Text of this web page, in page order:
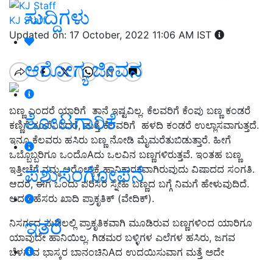
ಸುದ್ದಿಗಳು
ಆರೋಗ್ಯ ಜೀವನ
ತೋಟಗಾರಿಕೆ
ಪಶುಸಂಗೋಪನೆ
ಇತರೆ
KJ Staff
Updated on: 17 October, 2022 11:06 AM IST
ಬಣ್ಣ ಎಂದರೆ ಯಾರಿಗೆ ತಾನೆ ಇಷ್ಟವಿಲ್ಲ. ಕೆಲವರಿಗೆ ಕೆಂಪು ಬಣ್ಣ ಕಂಡರೆ
ಕಣ್ಣಿಗೆ ತಂಪೆನಿಸಿದರೆ, ಮತ್ತೆ ಕೆಲವರಿಗೆ ಹಳದಿ ಕಂಡರೆ ಉಲ್ಲಾಸವಾಗುತ್ತದೆ.
ಇನ್ನೂ ಕೆಲವರು ಹಸಿರು ಬಣ್ಣ ನೋಡಿ ಮೈಮರೆತುಬಿಡುತ್ತಾರೆ. ಹೀಗೆ
ಒಬ್ಬೊಬ್ಬರಿಗೂ ಒಂದೊAದು ಒಲವಿನ ಬಣ್ಣಗಳಿರುತ್ತವೆ. ಇಂತಹ ಬಣ್ಣ
ಇತ್ತೀಚೆಗೆ ನಮ್ಮ ಆರೋಗ್ಯಕ್ಕೆ ಹಾನಿಕಾರಕವಾಗಿರುವುದು ವಿಷಾದದ ಸಂಗತಿ.
ಆದರೆ, ಈಗ ಒಂದು ಪರಿಸರ ಸ್ನೇಹಿ ಬಣ್ಣದ ಬಗ್ಗೆ ನಿಮಗೆ ಹೇಳುವುದಿದೆ.
ಅದರ ಹೆಸರು ಖಾದಿ ಪ್ರಾಕೃತಿಕ್ (ವೇದಿಕ್).
ನಿಸರ್ಗದ ಮಡಿಲಲ್ಲಿ ಪ್ರಾಕೃತಿಕವಾಗಿ ಮೂಡಿರುವ ಬಣ್ಣಗಳಿಂದ ಯಾರಿಗೂ
ಯಾವುದೇ ಹಾನಿಯಿಲ್ಲ. ಗಿಡಮರ ಬಳ್ಳಿಗಳ ಎಲೆಗಳ ಹಸಿರು, ಜಗವ
ಬೆಳಗುವ ಭಾಸ್ಕರ ಬಾನಂಚಿನಿAದ ಉದಯಿಸುವಾಗ ಮತ್ತೆ ಅದೇ